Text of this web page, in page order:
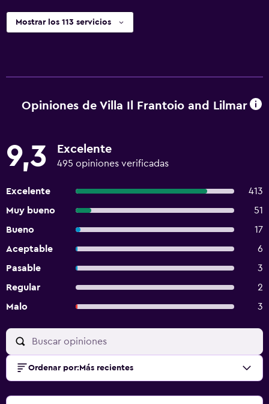
Mostrar los 113 servicios
Opiniones de Villa Il Frantoio and Lilmar
9,3 Excelente
495 opiniones verificadas
Excelente
413
Muy bueno
51
Bueno
17
Aceptable
6
Pasable
3
Regular
2
Malo
3
Ordenar por: Más recientes